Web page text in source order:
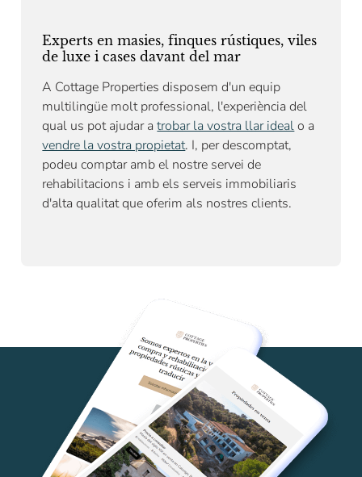
Experts en masies, finques rústiques, viles
de luxe i cases davant del mar
A Cottage Properties disposem d'un equip
multilingüe molt professional, l'experiència del
qual us pot ajudar atrobar la vostra llar idealo a
vendre la vostra propietat. I, per descomptat,
podeu comptar amb el nostre servei de
rehabilitacions i amb els serveis immobiliaris
d'alta qualitat que oferim als nostres clients.